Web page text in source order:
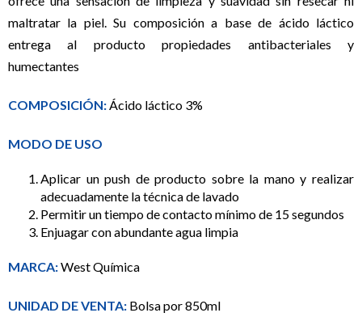
maltratar la piel. Su composición a base de ácido láctico
entrega al producto propiedades antibacteriales y
humectantes
COMPOSICIÓN:Ácido láctico 3%
MODO DE USO
Aplicar un push de producto sobre la mano y realizar
adecuadamente la técnica de lavado
Permitir un tiempo de contacto mínimo de 15 segundos
Enjuagar con abundante agua limpia
MARCA:West Química
UNIDAD DE VENTA: Bolsa por 850ml